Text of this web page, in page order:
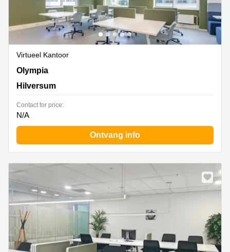
Virtueel Kantoor
Olympia 2D, Hilversum
Olympia
Hilversum
Contact for price:
N/A
Ontvang info